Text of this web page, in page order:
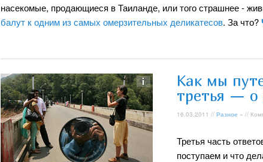
насекомые, продающиеся в Таиланде, или того страшнее -
балут к одним из самых омерзительных деликатесов. За что?
Как мы
третья — о
16.03.2011 // Разное » //
Третья часть
поступаем и что